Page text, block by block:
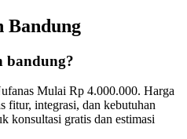
Bandung
bandung?
Mulai Rp 4.000.000. Harga
fitur, integrasi, dan kebutuhan
konsultasi gratis dan estimasi